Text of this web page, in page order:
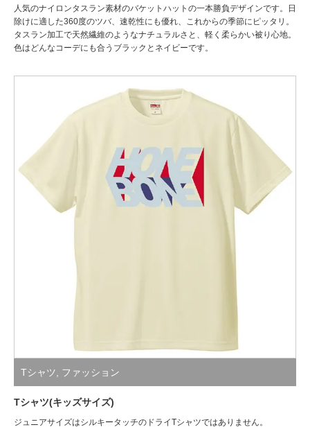
人気のナイロンタスラン素材のバケットハットの一本勝負デザインです。日
除けに適した360度のツバ、速乾性にも優れ、これからの季節にピッタリ。
タスラン加工で天然繊維のようなナチュラルさと、軽く柔らかい被り心地。
色はどんなコーデにも合うブラックとネイビーです。
Tシャツ, ファッション
Tシャツ(キッズサイズ)
ジュニアサイズはシルキータッチのドライTシャツではありません。